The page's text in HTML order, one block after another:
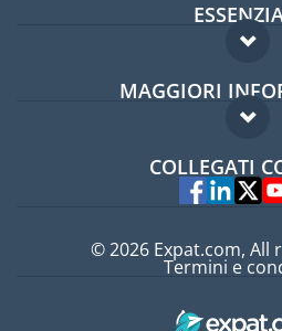
Forum per
Guida per
MAGGIORI
Domande
Esperti
COLLEGATI
© 2026 Expat.com, All
Termini e